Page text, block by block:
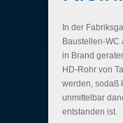
In der
Baustellen-WC
in Brand
HD-Rohr von
werden, sodaß
unmittelbar
entstanden ist.